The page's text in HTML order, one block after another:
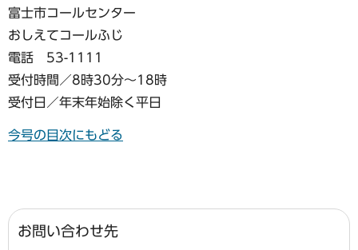
富士市コールセンター
おしえてコールふじ
電話 53-1111
受付時間／8時30分～18時
受付日／年末年始除く平日
今号の目次にもどる
お問い合わせ先